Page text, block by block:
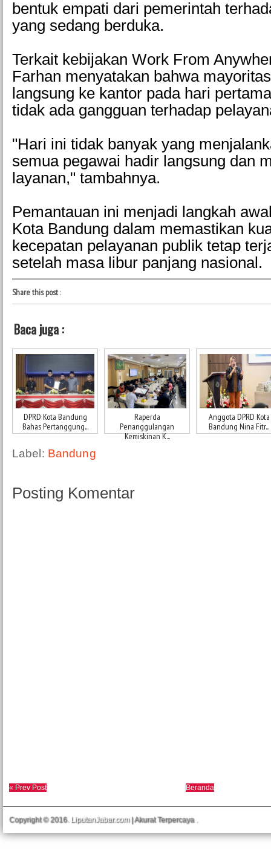
bentuk empati dari pemerintah
yang sedang berduka.
Terkait kebijakan Work From
Farhan menyatakan bahwa
langsung ke kantor pada hari
tidak ada gangguan terhadap
"Hari ini tidak banyak yang
semua pegawai hadir langsung dan
layanan," tambahnya.
Pemantauan ini menjadi langkah
Kota Bandung dalam memastikan
kecepatan pelayanan publik tetap
setelah masa libur panjang nasional.
Share this post:
Baca juga :
DPRD Kota Bandung
Bahas Pertanggung...
Raperda
Penanggulangan
Kemiskinan K...
Anggota DPRD Kota
Bandung Nina Fitr...
Label: Bandung
Posting Komentar
« Prev Post Beranda
Copyright © 2016. LiputanJabar.com| Akurat Terpercaya